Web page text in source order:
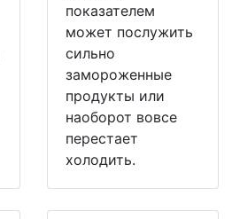
показателем
может послужить
сильно
замороженные
продукты или
наоборот вовсе
перестает
холодить.